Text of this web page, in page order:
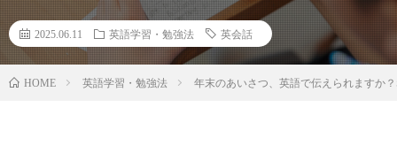
2025.06.11 英語学習・勉強法 英会話
HOME 英語学習・勉強法 年末のあいさつ、英語で伝えられますか